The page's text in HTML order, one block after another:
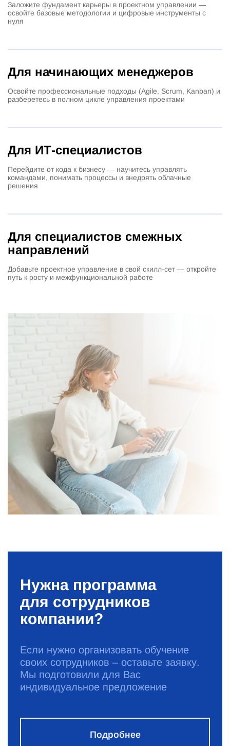
Заложите фундамент карьеры в проектном управлении —
освойте базовые методологии и цифровые инструменты с
нуля
Для начинающих менеджеров
Освойте профессиональные подходы (Agile, Scrum, Kanban) и
разберетесь в полном цикле управления проектами
Для ИТ-специалистов
Перейдите от кода к бизнесу — научитесь управлять
командами, понимать процессы и внедрять облачные
решения
Для специалистов смежных
направлений
Добавьте проектное управление в свой скилл-сет — откройте
путь к росту и межфункциональной работе
Нужна программа
для сотрудников
компании?
Если нужно организовать обучение
своих сотрудников – оставьте заявку.
Мы подготовили для Вас
индивидуальное предложение
Подробнее